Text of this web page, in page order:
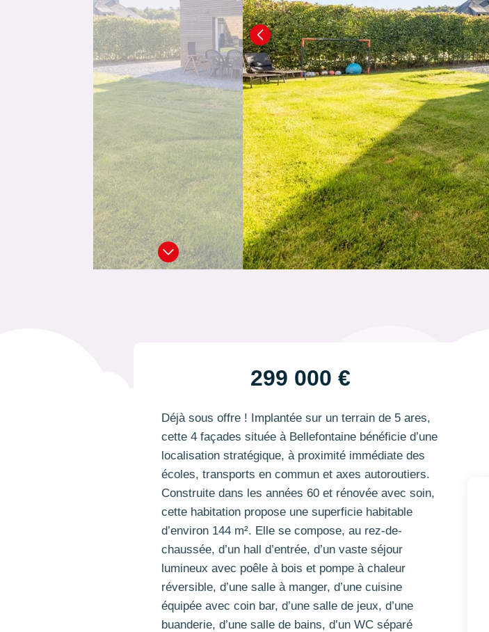
299 000 €
Déjà sous offre ! Implantée sur un terrain de 5 ares,
cette 4 façades située à Bellefontaine bénéficie d’une
localisation stratégique, à proximité immédiate des
écoles, transports en commun et axes autoroutiers.
Construite dans les années 60 et rénovée avec soin,
cette habitation propose une superficie habitable
d’environ 144 m². Elle se compose, au rez-de-
chaussée, d’un hall d’entrée, d’un vaste séjour
lumineux avec poêle à bois et pompe à chaleur
réversible, d’une salle à manger, d’une cuisine
équipée avec coin bar, d’une salle de jeux, d’une
buanderie, d’une salle de bains, d’un WC séparé